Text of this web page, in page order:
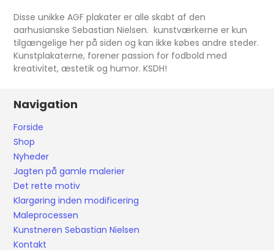
Disse unikke AGF plakater er alle skabt af den
aarhusianske Sebastian Nielsen. kunstværkerne er kun
tilgængelige her på siden og kan ikke købes andre steder.
Kunstplakaterne, forener passion for fodbold med
kreativitet, æstetik og humor. KSDH!
Navigation
Forside
Shop
Nyheder
Jagten på gamle malerier
Det rette motiv
Klargøring inden modificering
Maleprocessen
Kunstneren Sebastian Nielsen
Kontakt